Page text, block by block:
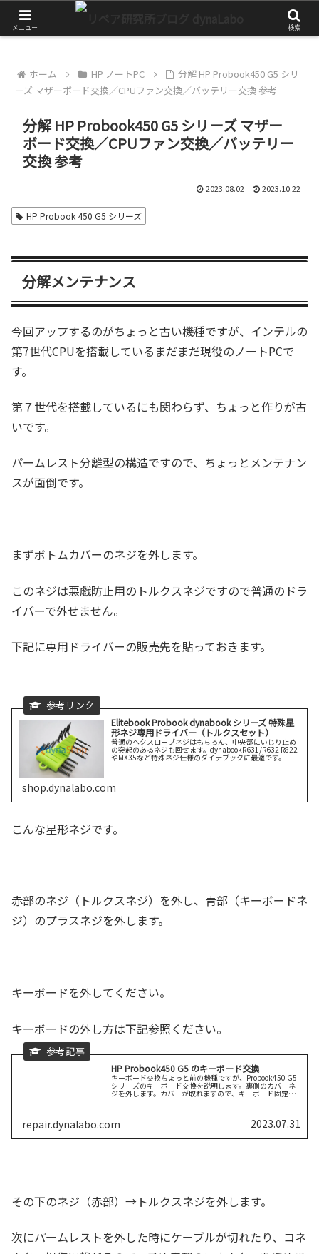
ホーム HP ノートPC
分解 HP Probook450 G5 シリ
ーズ マザーボード交換／CPUファン交換／バッテリー交換 参考
分解 HP Probook450 G5 シリーズ マザー
ボード交換／CPUファン交換／バッテリー
交換 参考
2023.08.02 2023.10.22
HP Probook 450 G5 シリーズ
分解メンテナンス
今回アップするのがちょっと古い機種ですが、インテルの
第7世代CPUを搭載しているまだまだ現役のノートPCで
す。
第７世代を搭載しているにも関わらず、ちょっと作りが古
いです。
パームレスト分離型の構造ですので、ちょっとメンテナン
スが面倒です。
まずボトムカバーのネジを外します。
このネジは悪戯防止用のトルクスネジですので普通のドラ
イバーで外せません。
下記に専用ドライバーの販売先を貼っておきます。
Elitebook Probook dynabook シリーズ 特殊星
形ネジ専用ドライバー（トルクスセット）
普通のヘクスローブネジはもちろん、中央部にいじり止め
の突起のあるネジも回せます。dynabookR631/R632 R822
やMX35など特殊ネジ仕様のダイナブックに最適です。
shop.dynalabo.com
こんな星形ネジです。
赤部のネジ（トルクスネジ）を外し、青部（キーボードネ
ジ）のプラスネジを外します。
キーボードを外してください。
キーボードの外し方は下記参照ください。
HP Probook450 G5 のキーボード交換
キーボード交換ちょっと前の機種ですが、Probook450 G5
シリーズのキーボード交換を説明します。裏側のカバーネ
ジを外します。カバーが取れますので、キーボード固定ネ
repair.dynalabo.com 2023.07.31
その下のネジ（赤部）→トルクスネジを外します。
次にパームレストを外した時にケーブルが切れたり、コネ
メニュー 検索